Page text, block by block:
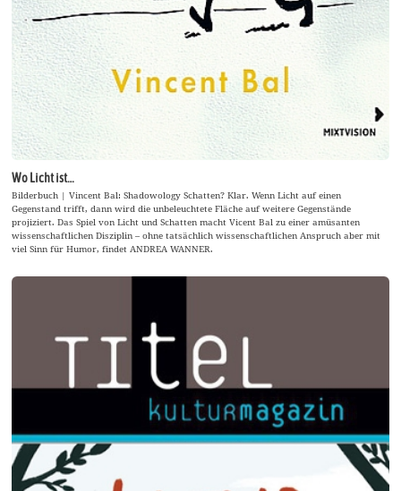
Wo Licht ist…
Bilderbuch | Vincent Bal: Shadowology Schatten? Klar. Wenn Licht auf einen
Gegenstand trifft, dann wird die unbeleuchtete Fläche auf weitere Gegenstände
projiziert. Das Spiel von Licht und Schatten macht Vicent Bal zu einer amüsanten
wissenschaftlichen Disziplin – ohne tatsächlich wissenschaftlichen Anspruch aber mit
viel Sinn für Humor, findet ANDREA WANNER.